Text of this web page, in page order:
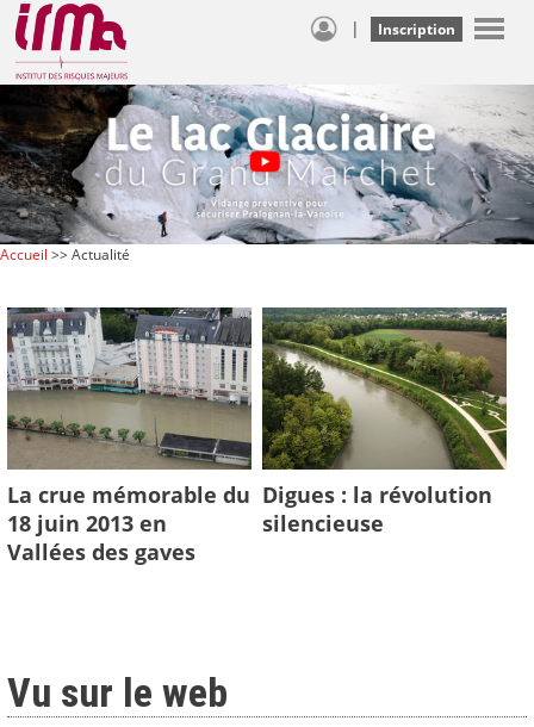
| Inscription
Accueil >> Actualité
La crue mémorable du
18 juin 2013 en
Vallées des gaves
Digues : la révolution
silencieuse
Vu sur le web